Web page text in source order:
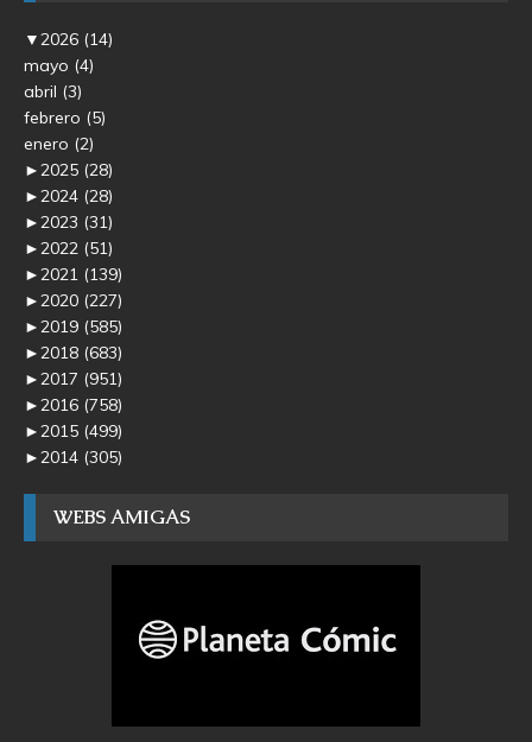
▼2026 (14)
mayo (4)
abril (3)
febrero (5)
enero (2)
►2025 (28)
►2024 (28)
►2023 (31)
►2022 (51)
►2021 (139)
►2020 (227)
►2019 (585)
►2018 (683)
►2017 (951)
►2016 (758)
►2015 (499)
►2014 (305)
WEBS AMIGAS